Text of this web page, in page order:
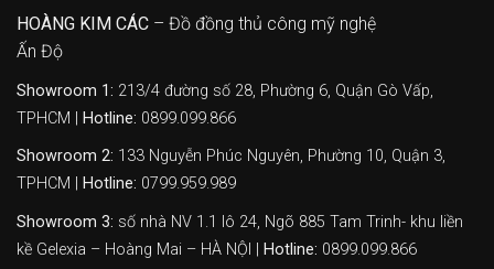
HOÀNG KIM CÁC – Đồ đồng thủ công mỹ nghệ
Ấn Độ
Showroom 1: 213/4 đường số 28, Phường 6, Quận Gò Vấp,
TPHCM |
Hotline: 0899.099.866
Showroom 2: 133 Nguyễn Phúc Nguyên, Phường 10, Quận 3,
TPHCM |
Hotline: 0799.959.989
Showroom 3: số nhà NV 1.1 lô 24, Ngõ 885 Tam Trinh- khu liền
kề Gelexia – Hoàng Mai – HÀ NỘI |
Hotline: 0899.099.866